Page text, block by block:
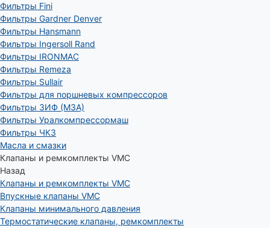
Фильтры Fini
Фильтры Gardner Denver
Фильтры Hansmann
Фильтры Ingersoll Rand
Фильтры IRONMAC
Фильтры Remeza
Фильтры Sullair
Фильтры для поршневых компрессоров
Фильтры ЗИФ (МЗА)
Фильтры Уралкомпрессормаш
Фильтры ЧКЗ
Масла и смазки
Клапаны и ремкомплекты VMC
Назад
Клапаны и ремкомплекты VMC
Впускные клапаны VMC
Клапаны минимального давления
Термостатические клапаны, ремкомплекты